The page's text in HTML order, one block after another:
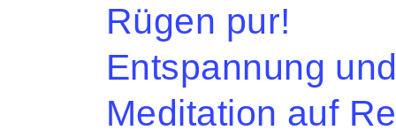
Rügen pur!
Entspannung
Meditation auf